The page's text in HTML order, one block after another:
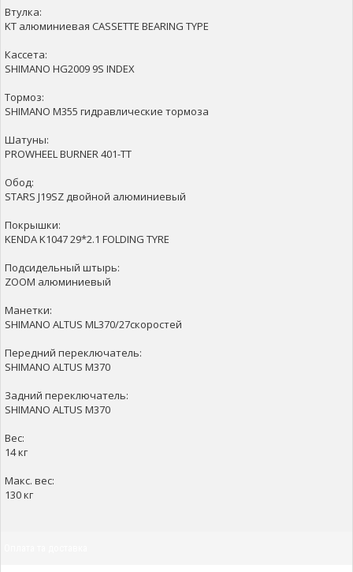
Втулка:
KT алюминиевая CASSETTE BEARING TYPE
Кассета:
SHIMANO HG2009 9S INDEX
Тормоз:
SHIMANO M355 гидравлические тормоза
Шатуны:
PROWHEEL BURNER 401-TT
Обод:
STARS J19SZ двойной алюминиевый
Покрышки:
KENDA K1047 29*2.1 FOLDING TYRE
Подсидельный штырь:
ZOOM алюминиевый
Манетки:
SHIMANO ALTUS ML370/27скоростей
Передний переключатель:
SHIMANO ALTUS M370
Задний переключатель:
SHIMANO ALTUS M370
Вес:
14 кг
Макс. вес:
130 кг